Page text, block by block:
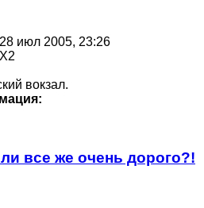
28 июл 2005, 23:26
вокзал.
все же очень дорого?!